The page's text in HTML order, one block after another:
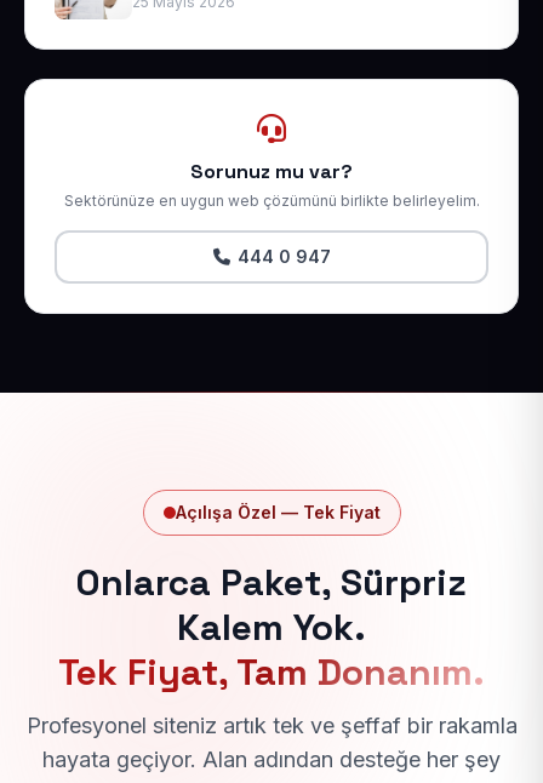
Sorunuz mu var?
Sektörünüze en uygun web çözümünü birlikte belirleyelim.
444 0 947
Açılışa Özel — Tek Fiyat
Onlarca Paket, Sürpriz
Kalem Yok.
Tek Fiyat, Tam Donanım.
Profesyonel siteniz artık tek ve şeffaf bir rakamla
hayata geçiyor. Alan adından desteğe her şey